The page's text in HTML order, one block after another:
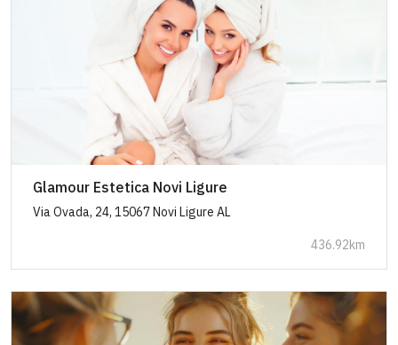
Glamour Estetica Novi Ligure
Via Ovada, 24, 15067 Novi Ligure AL
436.92km